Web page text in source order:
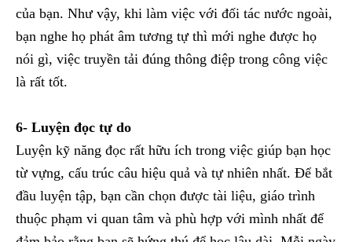
của bạn. Như vậy, khi làm việc với đối tác nước ngoài,
bạn nghe họ phát âm tương tự thì mới nghe được họ
nói gì, việc truyền tải đúng thông điệp trong công việc
là rất tốt.
6- Luyện đọc tự do
Luyện kỹ năng đọc rất hữu ích trong việc giúp bạn học
từ vựng, cấu trúc câu hiệu quả và tự nhiên nhất. Để bắt
đầu luyện tập, bạn cần chọn được tài liệu, giáo trình
thuộc phạm vi quan tâm và phù hợp với mình nhất để